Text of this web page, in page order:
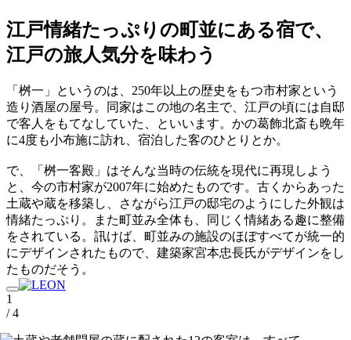
江戸情緒たっぷりの町並にある宿で、
江戸の旅人気分を味わう
「桝一」というのは、250年以上の歴史をもつ市村家という
造り酒屋の屋号。同家はこの地の名主で、江戸の頃には自邸
で客人をもてなしていた、といいます。かの葛飾北斎も晩年
に4度も小布施に訪れ、宿泊した客のひとりとか。
で、「桝一客殿」はそんな当時の伝統を現代に再現しよう
と、今の市村家が2007年に始めたものです。古くからあった
土蔵や蔵を移築し、さながら江戸の邸宅のようにした外観は
情緒たっぷり。また町並み全体も、同じく情緒ある趣に整備
をされている。訊けば、町並みの施設のほぼすべてが統一的
にデザインされたもので、建築家宮本忠長氏がデザインをし
たものだそう。
1
/ 4